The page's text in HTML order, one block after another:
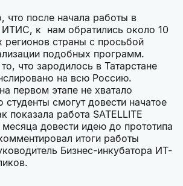
что после начала работы в
к нам обратились около 10
регионов страны с просьбой
подобных программ.
что зародилось в Татарстане
на всю Россию.
первом этапе не хватало
студенты смогут довести начатое
показала работа SATELLITE
довести идею до прототипа
итоги работы
Бизнес-инкубатора ИТ-